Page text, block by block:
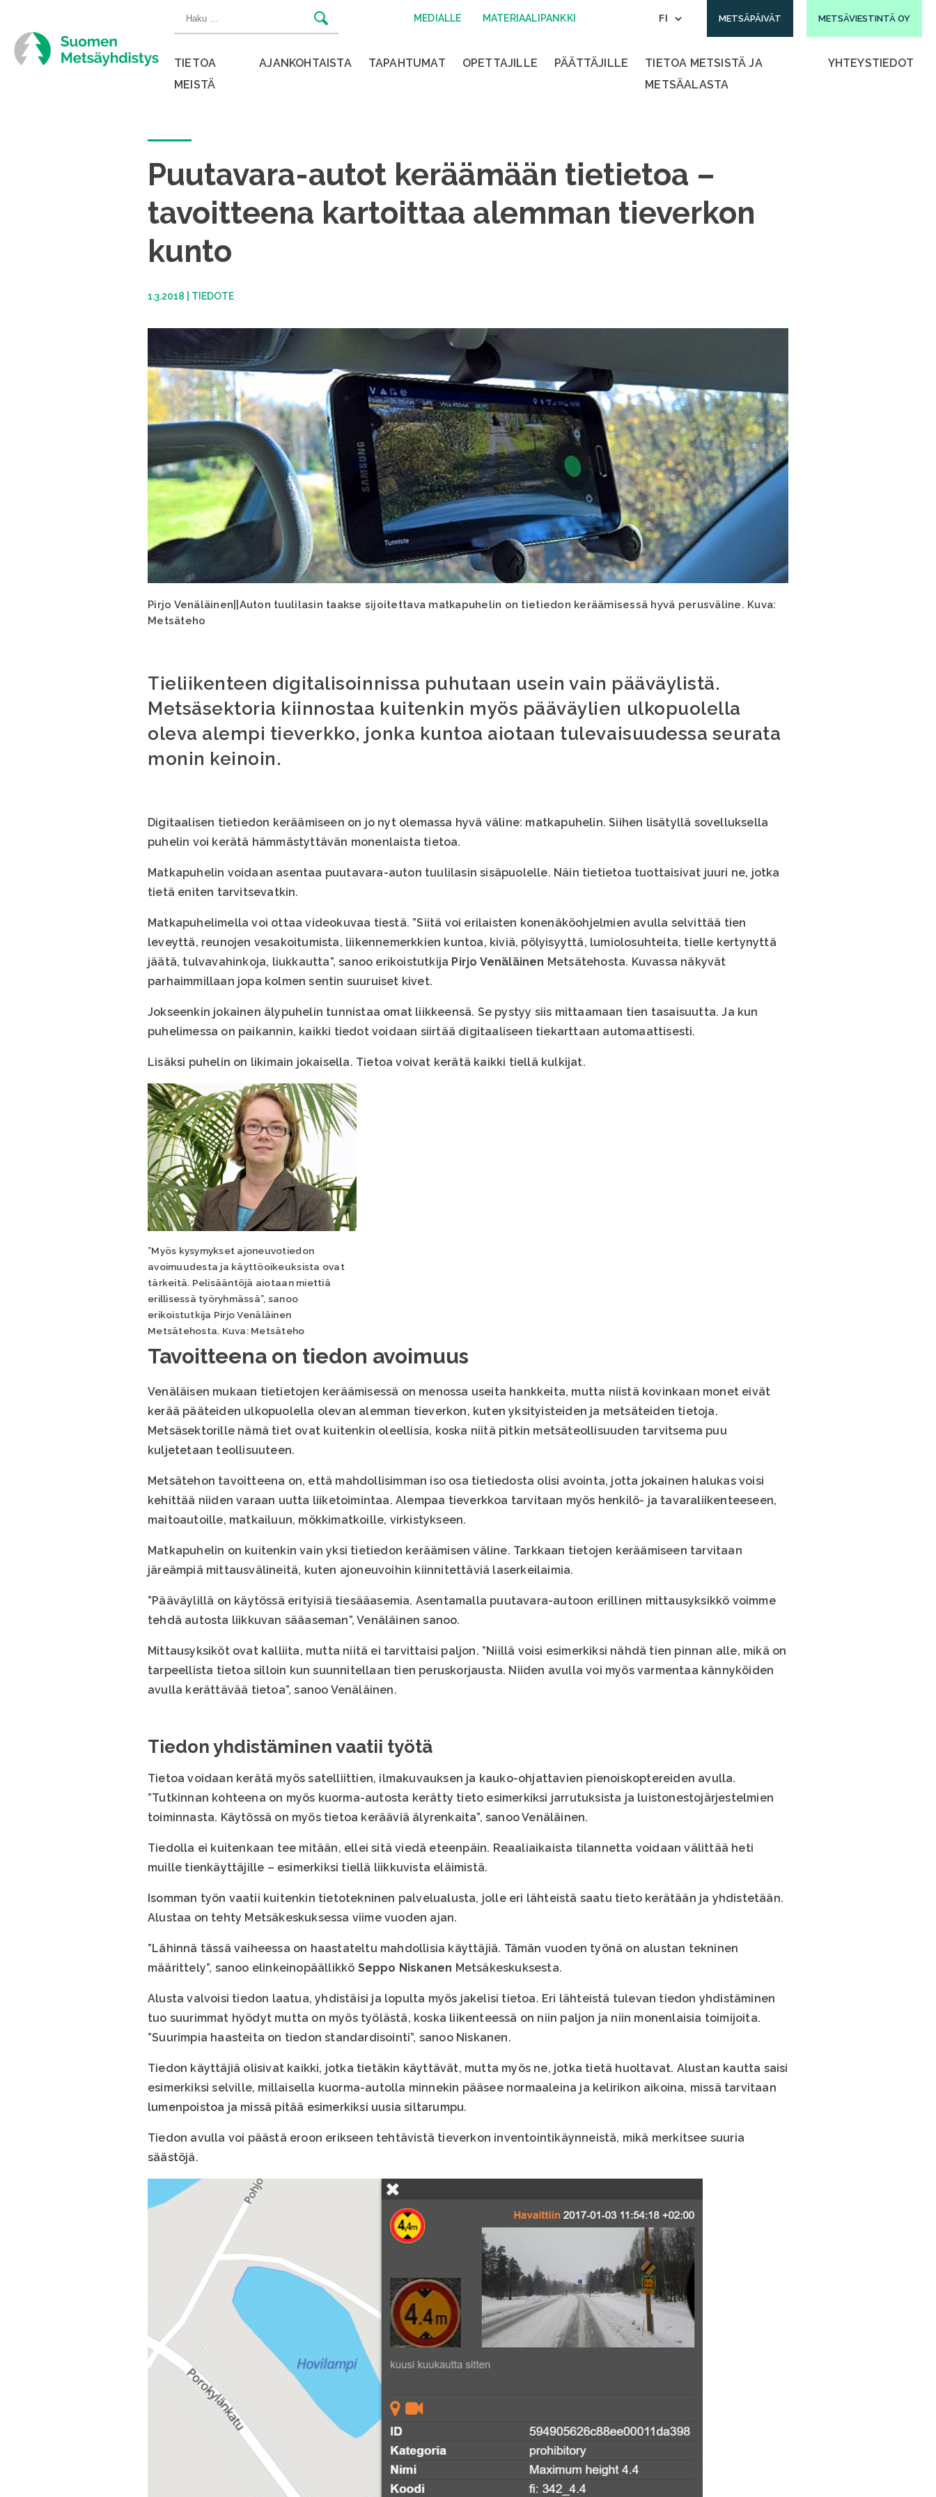
sisältöön
Haku: MEDIALLE MATERIAALIPANKKI METSÄPÄIVÄT METSÄVIESTINTÄ OY
TIETOA
MEISTÄ
AJANKOHTAISTA TAPAHTUMAT OPETTAJILLE PÄÄTTÄJILLE
TIETOA METSISTÄ JA
METSÄALASTA
YHTEYSTIEDOT
Puutavara-autot keräämään tietietoa –
tavoitteena kartoittaa alemman tieverkon
kunto
1.3.2018 TIEDOTE
Pirjo Venäläinen||Auton tuulilasin taakse sijoitettava matkapuhelin on tietiedon keräämisessä hyvä perusväline. Kuva:
Metsäteho
Tieliikenteen digitalisoinnissa puhutaan usein vain pääväylistä.
Metsäsektoria kiinnostaa kuitenkin myös pääväylien ulkopuolella
oleva alempi tieverkko, jonka kuntoa aiotaan tulevaisuudessa seurata
monin keinoin.
Digitaalisen tietiedon keräämiseen on jo nyt olemassa hyvä väline: matkapuhelin. Siihen lisätyllä sovelluksella
puhelin voi kerätä hämmästyttävän monenlaista tietoa.
Matkapuhelin voidaan asentaa puutavara-auton tuulilasin sisäpuolelle. Näin tietietoa tuottaisivat juuri ne, jotka
tietä eniten tarvitsevatkin.
Matkapuhelimella voi ottaa videokuvaa tiestä. ”Siitä voi erilaisten konenäköohjelmien avulla selvittää tien
leveyttä, reunojen vesakoitumista, liikennemerkkien kuntoa, kiviä, pölyisyyttä, lumiolosuhteita, tielle kertynyttä
jäätä, tulvavahinkoja, liukkautta”, sanoo erikoistutkija Pirjo Venäläinen Metsätehosta. Kuvassa näkyvät
parhaimmillaan jopa kolmen sentin suuruiset kivet.
Jokseenkin jokainen älypuhelin tunnistaa omat liikkeensä. Se pystyy siis mittaamaan tien tasaisuutta. Ja kun
puhelimessa on paikannin, kaikki tiedot voidaan siirtää digitaaliseen tiekarttaan automaattisesti.
Lisäksi puhelin on likimain jokaisella. Tietoa voivat kerätä kaikki tiellä kulkijat.
”Myös kysymykset ajoneuvotiedon
avoimuudesta ja käyttöoikeuksista ovat
tärkeitä. Pelisääntöjä aiotaan miettiä
erillisessä työryhmässä”, sanoo
erikoistutkija Pirjo Venäläinen
Metsätehosta. Kuva: Metsäteho
Tavoitteena on tiedon avoimuus
Venäläisen mukaan tietietojen keräämisessä on menossa useita hankkeita, mutta niistä kovinkaan monet eivät
kerää pääteiden ulkopuolella olevan alemman tieverkon, kuten yksityisteiden ja metsäteiden tietoja.
Metsäsektorille nämä tiet ovat kuitenkin oleellisia, koska niitä pitkin metsäteollisuuden tarvitsema puu
kuljetetaan teollisuuteen.
Metsätehon tavoitteena on, että mahdollisimman iso osa tietiedosta olisi avointa, jotta jokainen halukas voisi
kehittää niiden varaan uutta liiketoimintaa. Alempaa tieverkkoa tarvitaan myös henkilö- ja tavaraliikenteeseen,
maitoautoille, matkailuun, mökkimatkoille, virkistykseen.
Matkapuhelin on kuitenkin vain yksi tietiedon keräämisen väline. Tarkkaan tietojen keräämiseen tarvitaan
järeämpiä mittausvälineitä, kuten ajoneuvoihin kiinnitettäviä laserkeilaimia.
”Pääväylillä on käytössä erityisiä tiesääasemia. Asentamalla puutavara-autoon erillinen mittausyksikkö voimme
tehdä autosta liikkuvan sääaseman”, Venäläinen sanoo.
Mittausyksiköt ovat kalliita, mutta niitä ei tarvittaisi paljon. ”Niillä voisi esimerkiksi nähdä tien pinnan alle, mikä on
tarpeellista tietoa silloin kun suunnitellaan tien peruskorjausta. Niiden avulla voi myös varmentaa kännyköiden
avulla kerättävää tietoa”, sanoo Venäläinen.
Tiedon yhdistäminen vaatii työtä
Tietoa voidaan kerätä myös satelliittien, ilmakuvauksen ja kauko-ohjattavien pienoiskoptereiden avulla.
”Tutkinnan kohteena on myös kuorma-autosta kerätty tieto esimerkiksi jarrutuksista ja luistonestojärjestelmien
toiminnasta. Käytössä on myös tietoa kerääviä älyrenkaita”, sanoo Venäläinen.
Tiedolla ei kuitenkaan tee mitään, ellei sitä viedä eteenpäin. Reaaliaikaista tilannetta voidaan välittää heti
muille tienkäyttäjille – esimerkiksi tiellä liikkuvista eläimistä.
Isomman työn vaatii kuitenkin tietotekninen palvelualusta, jolle eri lähteistä saatu tieto kerätään ja yhdistetään.
Alustaa on tehty Metsäkeskuksessa viime vuoden ajan.
”Lähinnä tässä vaiheessa on haastateltu mahdollisia käyttäjiä. Tämän vuoden työnä on alustan tekninen
määrittely”, sanoo elinkeinopäällikkö Seppo Niskanen Metsäkeskuksesta.
Alusta valvoisi tiedon laatua, yhdistäisi ja lopulta myös jakelisi tietoa. Eri lähteistä tulevan tiedon yhdistäminen
tuo suurimmat hyödyt mutta on myös työlästä, koska liikenteessä on niin paljon ja niin monenlaisia toimijoita.
”Suurimpia haasteita on tiedon standardisointi”, sanoo Niskanen.
Tiedon käyttäjiä olisivat kaikki, jotka tietäkin käyttävät, mutta myös ne, jotka tietä huoltavat. Alustan kautta saisi
esimerkiksi selville, millaisella kuorma-autolla minnekin pääsee normaaleina ja kelirikon aikoina, missä tarvitaan
lumenpoistoa ja missä pitää esimerkiksi uusia siltarumpu.
Tiedon avulla voi päästä eroon erikseen tehtävistä tieverkon inventointikäynneistä, mikä merkitsee suuria
säästöjä.